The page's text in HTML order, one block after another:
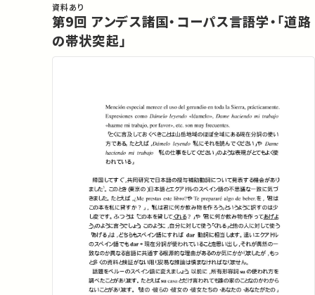
資料あり
第9回 アンデス諸国・コーパス言語学・「道路
の帯状突起」